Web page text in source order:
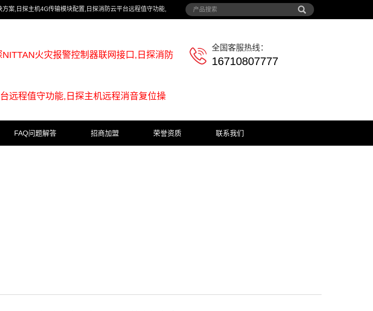
案,日探主机4G传输模块配置,日探消防云平台远程值守功能,
火灾报警控制器联网接口,日探消防
远程值守功能,日探主机远程消音复位操
全国客服热线：
16710807777
FAQ问题解答 招商加盟 荣誉资质 联系我们